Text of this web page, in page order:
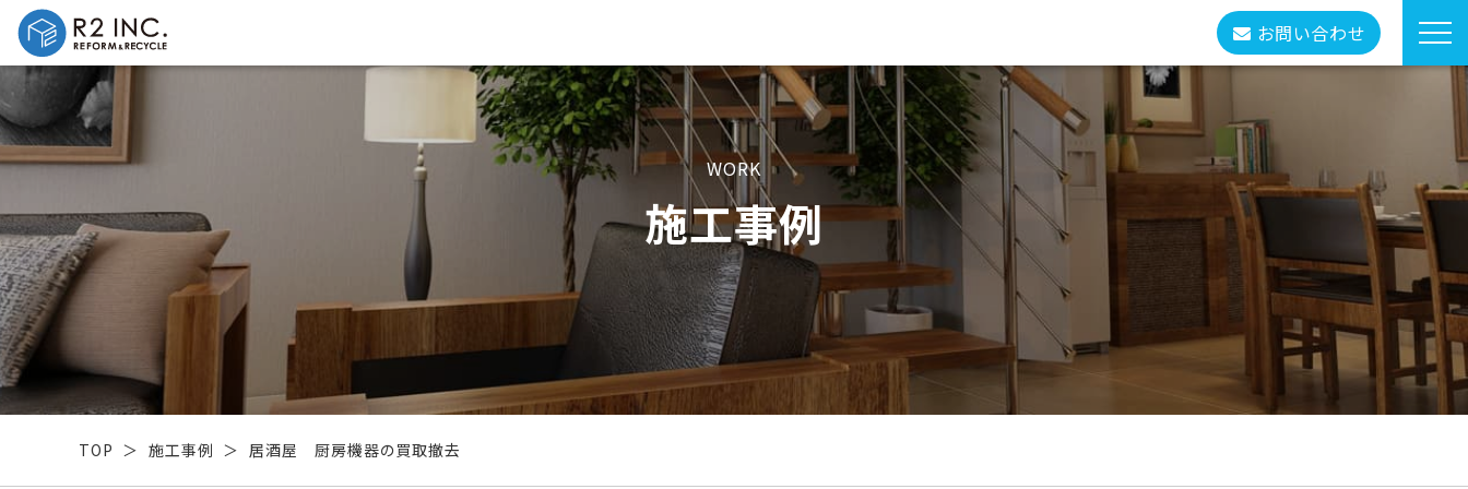
お問い合わせ
WORK
施工事例
TOP 施工事例 居酒屋 厨房機器の買取撤去